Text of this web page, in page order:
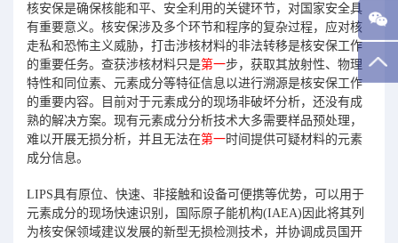
核安保是确保核能和平、安全利用的关键环节，对国家安全具
有重要意义。核安保涉及多个环节和程序的复杂过程，应对核
走私和恐怖主义威胁，打击涉核材料的非法转移是核安保工作
的重要任务。查获涉核材料只是第一步，获取其放射性、物理
特性和同位素、元素成分等特征信息以进行溯源是核安保工作
的重要内容。目前对于元素成分的现场非破坏分析，还没有成
熟的解决方案。现有元素成分分析技术大多需要样品预处理，
难以开展无损分析，并且无法在第一时间提供可疑材料的元素
成分信息。
LIPS具有原位、快速、非接触和设备可便携等优势，可以用于
元素成分的现场快速识别，国际原子能机构(IAEA)因此将其列
为核安保领域建议发展的新型无损检测技术，并协调成员国开